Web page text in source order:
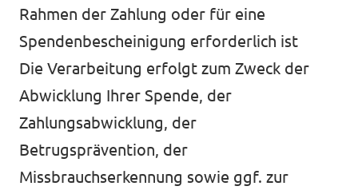
Rahmen der Zahlung oder für eine
Spendenbescheinigung erforderlich ist
Die Verarbeitung erfolgt zum Zweck der
Abwicklung Ihrer Spende, der
Zahlungsabwicklung, der
Betrugsprävention, der
Missbrauchserkennung sowie ggf. zur